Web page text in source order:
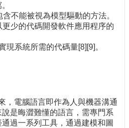
不能被視為模型驅動的方法。
少的代碼開發軟件應用程序的
現系統所需的代碼量[8][9]。
電腦語言即作為人與機器溝通
是晦澀難懂的語言，需專門系
過一系列工具，通過建模和圖